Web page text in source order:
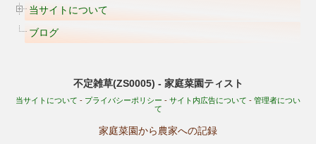
当サイトについて
ブログ
不定雑草(ZS0005) - 家庭菜園ティスト
当サイトについて - プライバシーポリシー - サイト内広告について - 管理者につい
て
家庭菜園から農家への記録